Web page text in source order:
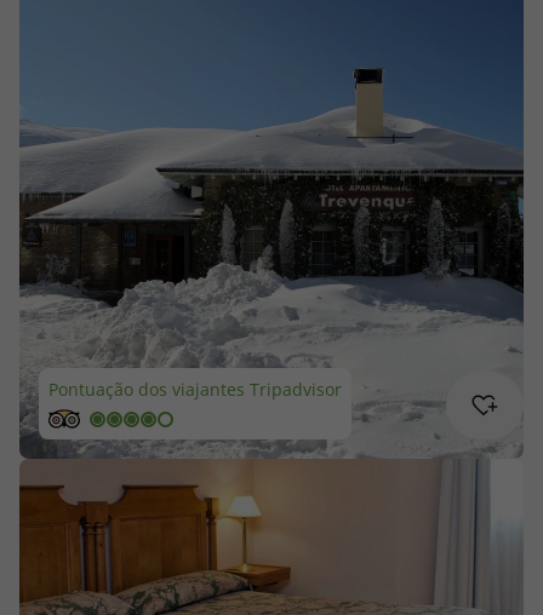
Cruzeiros
Promoções
Especialistas
Cheque Viagem
Rede de Lojas
Blog TopViagens
Área de Cliente
Pontuação dos viajantes Tripadvisor